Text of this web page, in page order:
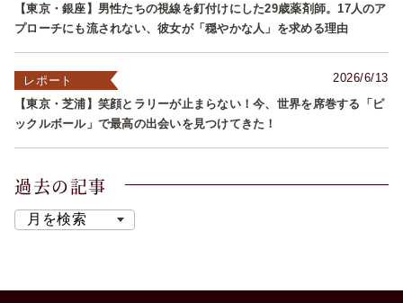
【東京・銀座】男性たちの視線を釘付けにした29歳薬剤師。17人のア
プローチにも流されない、彼女が「穏やかな人」を求める理由
2026/6/13
レポート
【東京・芝浦】笑顔とラリーが止まらない！今、世界を席巻する「ピ
ックルボール」で最高の出会いを見つけてきた！
過去の記事